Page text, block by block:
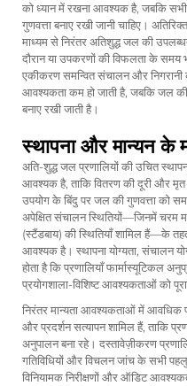
को ध्यान में रखना आवश्यक है, जबकि
गुणवत्ता बनाए रखी जानी चाहिए।
माध्यम से निरंतर अतिशुद्ध जल की
दौरान या उपकरणों की विफलता के समय
एकीकरण समन्वित संचालन और निगरानी
आवश्यकता कम हो जाती है, जबकि जल की
बनाए रखी जाती है।
स्थापना और मान्यन के
अति-शुद्ध जल प्रणालियों की उचित
आवश्यक है, ताकि वितरण की दूरी और
उपयोग के बिंदु पर जल की गुणवत्ता को
अपेक्षित संचालन स्थितियों—जिनमें
(स्टैंडबाय) की स्थितियाँ शामिल हैं—के
आवश्यक है। स्थापना योग्यता, संचालन
होता है कि प्रणालियाँ फार्मास्यूटिकल
प्रयोगशाला-विशिष्ट आवश्यकताओं को
निरंतर मान्यता आवश्यकताओं में आवधिक
और प्रदर्शन सत्यापन शामिल हैं, ताकि
अनुपालन बना रहे। दस्तावेज़ीकरण
गतिविधियों और विचलन जांच के सभी
विनियामक निरीक्षणों और ऑडिट